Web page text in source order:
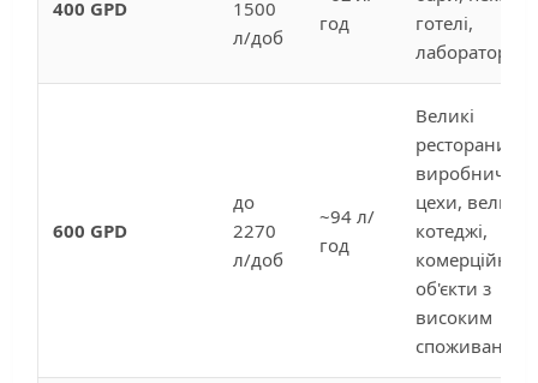
400 GPD
1500
л/доб
год
готелі,
лабораторії
600 GPD
до
2270
л/доб
~94 л/
год
Великі
ресторани,
виробничі
цехи, великі
котеджі,
комерційні
об'єкти з
високим
споживанням